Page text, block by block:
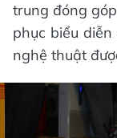
trung đóng
phục biểu
nghệ thuật